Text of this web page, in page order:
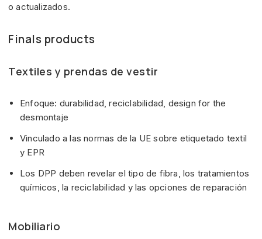
o actualizados.
Finals products
Textiles y prendas de vestir
Enfoque: durabilidad, reciclabilidad, design for the
desmontaje
Vinculado a las normas de la UE sobre etiquetado textil
y EPR
Los DPP deben revelar el tipo de fibra, los tratamientos
químicos, la reciclabilidad y las opciones de reparación
Mobiliario